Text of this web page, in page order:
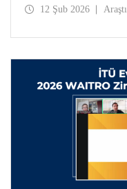
kazandı.
12 Şub 2026